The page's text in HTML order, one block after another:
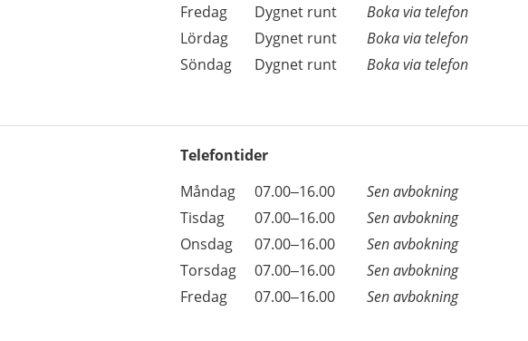
Fredag
Dygnet runt
Boka via telefon
Lördag
Dygnet runt
Boka via telefon
Söndag
Dygnet runt Boka via telefon
Telefontider
Dag
Öppettider
Kommentarer
Måndag 07.00–16.00
Sen avbokning
Tisdag
07.00–16.00
Sen avbokning
Onsdag
07.00–16.00
Sen avbokning
Torsdag
07.00–16.00
Sen avbokning
Fredag
07.00–16.00 Sen avbokning